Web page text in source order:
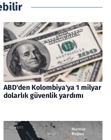
ABD'den Kolombiya'ya 1 milyar
dolarlık güvenlik yardımı